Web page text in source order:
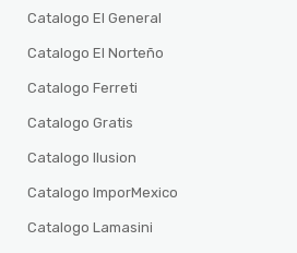
Catalogo El General
Catalogo El Norteño
Catalogo Ferreti
Catalogo Gratis
Catalogo Ilusion
Catalogo ImporMexico
Catalogo Lamasini